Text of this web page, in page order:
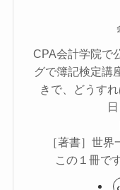
CPA会計学院で
グで簿記検定講
きで、どうす
［著書］世
この１冊で